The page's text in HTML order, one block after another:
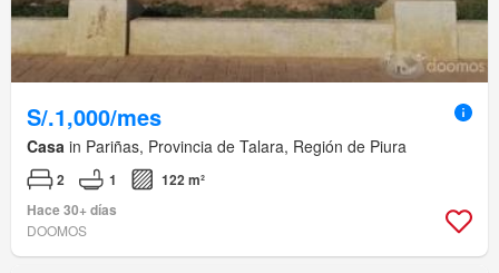
S/.1,000/mes
Casa in Pariñas, Provincia de Talara, Región de Piura
2 1
122 m²
Hace 30+ días
DOOMOS